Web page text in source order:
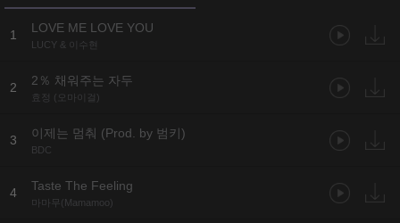
1 LOVE ME LOVE YOU
LUCY & 이수현
2 2％ 채워주는 자두
효정 (오마이걸)
3 이제는 멈춰 (Prod. by 범키)
BDC
4 Taste The Feeling
마마무(Mamamoo)